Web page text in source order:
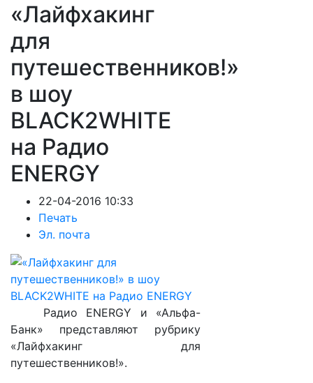
«Лайфхакинг
для
путешественников!»
в шоу
BLACK2WHITE
на Радио
ENERGY
22-04-2016 10:33
Печать
Эл. почта
Радио ENERGY и «Альфа-
Банк» представляют рубрику
«Лайфхакинг для
путешественников!».